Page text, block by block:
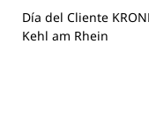
Día del Cliente
Kehl am Rhein